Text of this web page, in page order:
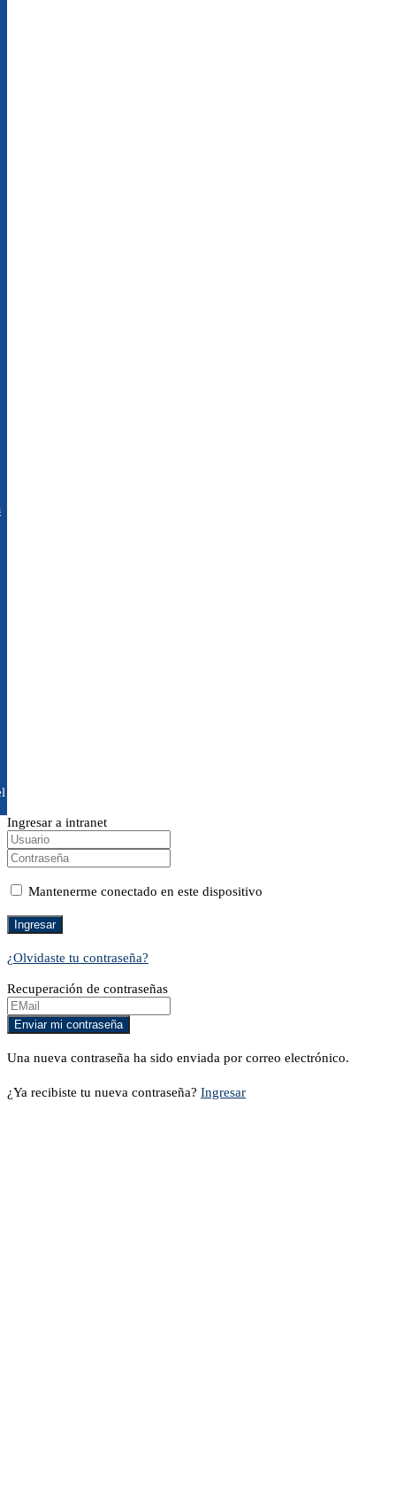
Ingresar a intranet
Mantenerme conectado en este dispositivo
¿Olvidaste tu contraseña?
Recuperación de contraseñas
Una nueva contraseña ha sido enviada por correo electrónico.
¿Ya recibiste tu nueva contraseña? Ingresar